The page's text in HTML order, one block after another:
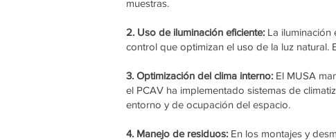
muestras.
2. Uso de iluminación eficiente: La iluminación
control que optimizan el uso de la luz
3. Optimización del clima interno: El MUSA
el PCAV ha implementado sistemas de
entorno y de ocupación del espacio.
4. Manejo de residuos: En los montajes y